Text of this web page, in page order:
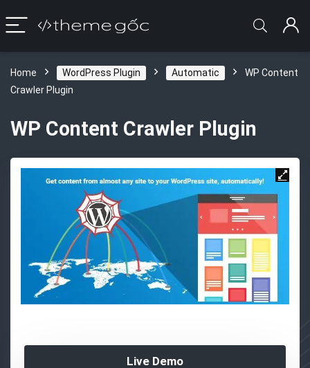
Home WordPress Plugin Automatic
WP Content
Crawler Plugin
WP Content Crawler Plugin
Live Demo